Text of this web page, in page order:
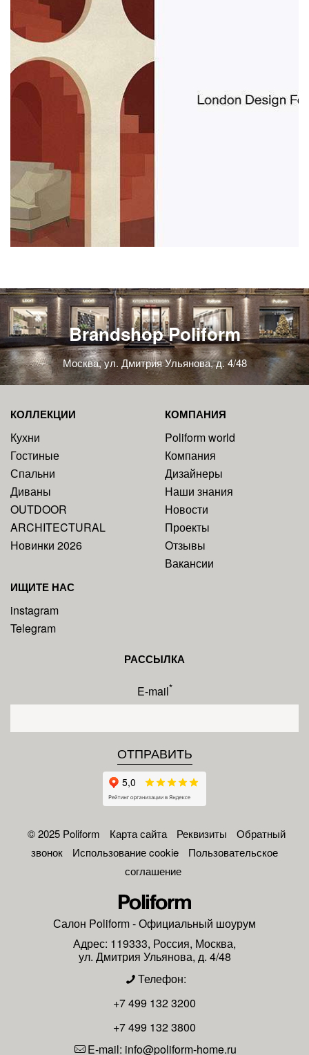
Brandshop Poliform
Москва, ул. Дмитрия Ульянова, д. 4/48
КОЛЛЕКЦИИ
Кухни
Гостиные
Спальни
Диваны
OUTDOOR
ARCHITECTURAL
Новинки 2026
КОМПАНИЯ
Poliform world
Компания
Дизайнеры
Наши знания
Новости
Проекты
Отзывы
Вакансии
ИЩИТЕ НАС
instagram
Telegram
РАССЫЛКА
E-mail*
© 2025 Poliform Карта сайта Реквизиты
Обратный
звонок
Использование cookie
Пользовательское
соглашение
Салон Poliform- Официальный шоурум
Адрес: 119333, Россия, Москва,
ул. Дмитрия Ульянова, д. 4/48
Телефон:
+7 499 132 3200
+7 499 132 3800
E-mail: info@poliform-home.ru